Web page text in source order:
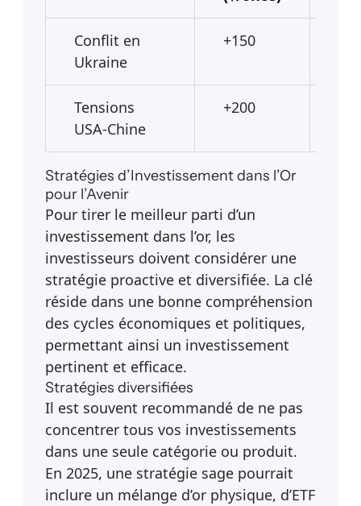
Conflit en
Ukraine
+150
Tensions
USA-Chine
+200
Stratégies d’Investissement dans l’Or
pour l’Avenir
Pour tirer le meilleur parti d’un
investissement dans l’or, les
investisseurs doivent considérer une
stratégie proactive et diversifiée. La clé
réside dans une bonne compréhension
des cycles économiques et politiques,
permettant ainsi un investissement
pertinent et efficace.
Stratégies diversifiées
Il est souvent recommandé de ne pas
concentrer tous vos investissements
dans une seule catégorie ou produit.
En 2025, une stratégie sage pourrait
inclure un mélange d’or physique, d’ETF